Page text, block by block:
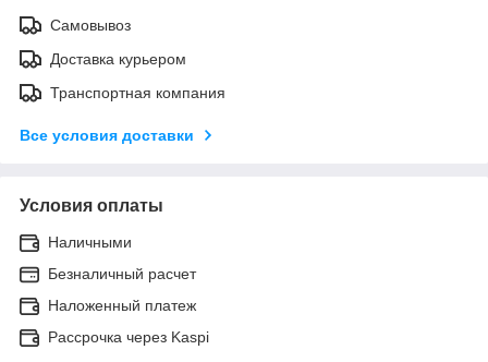
Самовывоз
Доставка курьером
Транспортная компания
Все условия доставки
Условия оплаты
Наличными
Безналичный расчет
Наложенный платеж
Рассрочка через Kaspi